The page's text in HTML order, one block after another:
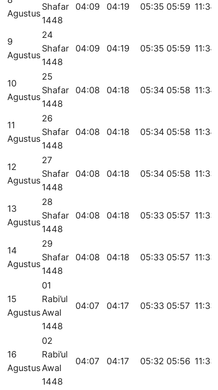
Agustus
Shafar
1448
04:09 04:19 05:35 05:59 11:34
9
Agustus
24
Shafar
1448
04:09 04:19 05:35 05:59 11:34
10
Agustus
25
Shafar
1448
04:08 04:18 05:34 05:58 11:34
11
Agustus
26
Shafar
1448
04:08 04:18 05:34 05:58 11:34
12
Agustus
27
Shafar
1448
04:08 04:18 05:34 05:58 11:33
13
Agustus
28
Shafar
1448
04:08 04:18 05:33 05:57 11:33
14
Agustus
29
Shafar
1448
04:08 04:18 05:33 05:57 11:33
15
Agustus
01
Rabi’ul
Awal
1448
04:07 04:17 05:33 05:57 11:33
16
Agustus
02
Rabi’ul
Awal
1448
04:07 04:17 05:32 05:56 11:33